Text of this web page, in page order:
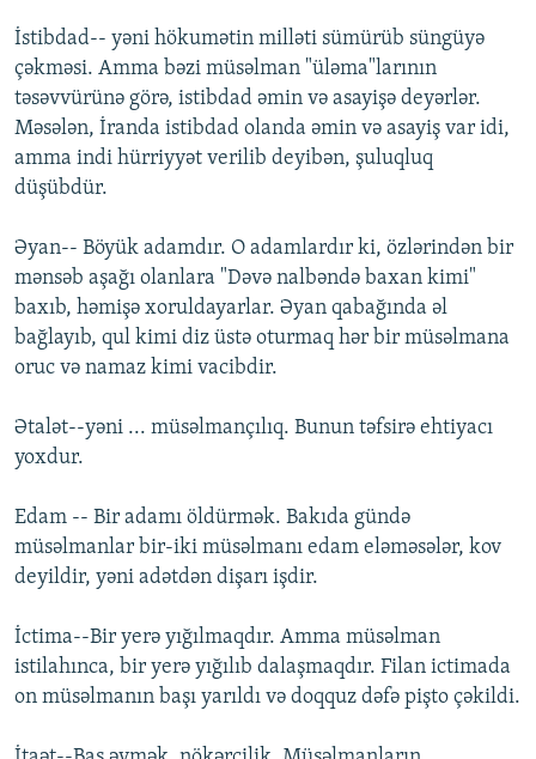
İstibdad-- yәni hökumәtin millәti sümürüb süngüyә
çәkmәsi. Amma bәzi müsәlman "ülәma"larının
tәsәvvürünә görә, istibdad әmin vә asayişә deyәrlәr.
Mәsәlәn, İranda istibdad olanda әmin vә asayiş var idi,
amma indi hürriyyәt verilib deyibәn, şuluqluq
düşübdür.
Əyan-- Böyük adamdır. O adamlardır ki, özlәrindәn bir
mәnsәb aşağı olanlara "Dәvә nalbәndә baxan kimi"
baxıb, hәmişә xoruldayarlar. Əyan qabağında әl
bağlayıb, qul kimi diz üstә oturmaq hәr bir müsәlmana
oruc vә namaz kimi vacibdir.
Әtalәt--yәni ... müsәlmançılıq. Bunun tәfsirә ehtiyacı
yoxdur.
Edam -- Bir adamı öldürmәk. Bakıda gündә
müsәlmanlar bir-iki müsәlmanı edam elәmәsәlәr, kov
deyildir, yәni adәtdәn dişarı işdir.
İctima--Bir yerә yığılmaqdır. Amma müsәlman
istilahınca, bir yerә yığılıb dalaşmaqdır. Filan ictimada
on müsәlmanın başı yarıldı vә doqquz dәfә pişto çәkildi.